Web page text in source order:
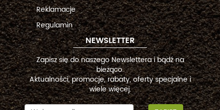
Reklamacje
Regulamin
NEWSLETTER
Zapisz się do naszego Newslettera i bądź na
bieżąco.
Aktualności, promocje, rabaty, oferty specjalne i
wiele więcej.